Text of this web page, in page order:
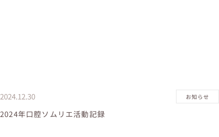
2024.12.30 お知らせ
2024年口腔ソムリエ活動記録